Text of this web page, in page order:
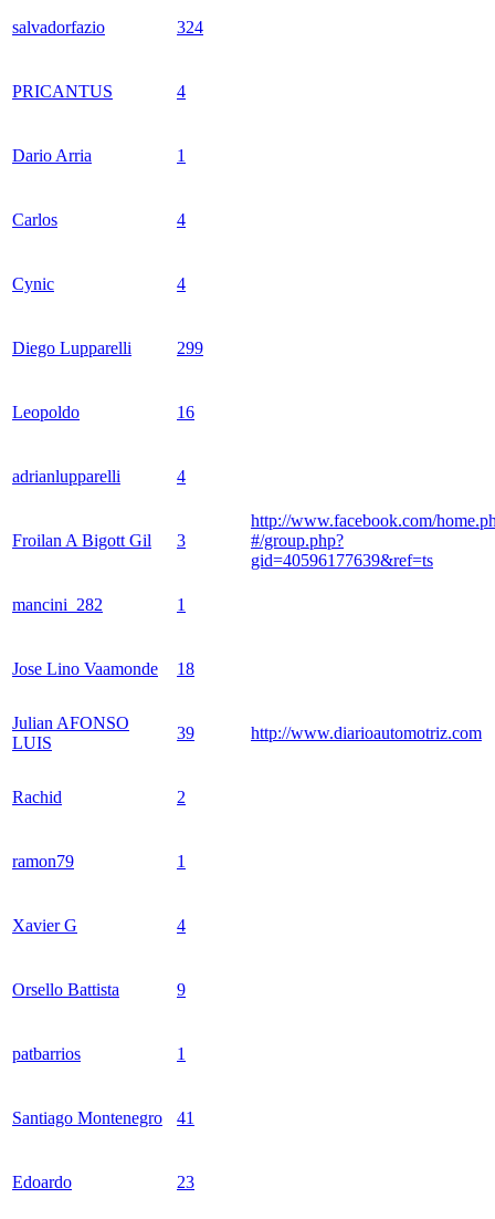
salvadorfazio 324
PRICANTUS 4
Dario Arria 1
Carlos 4
Cynic 4
Diego Lupparelli 299
Leopoldo 16
adrianlupparelli 4
Froilan A Bigott Gil 3
http://www.facebook.com/
#/group.php?
gid=40596177639&ref=ts
mancini_282 1
Jose Lino Vaamonde 18
Julian AFONSO
LUIS
39 http://www.diarioautomotriz.com
Rachid 2
ramon79 1
Xavier G 4
Orsello Battista 9
patbarrios 1
Santiago Montenegro 41
Edoardo 23